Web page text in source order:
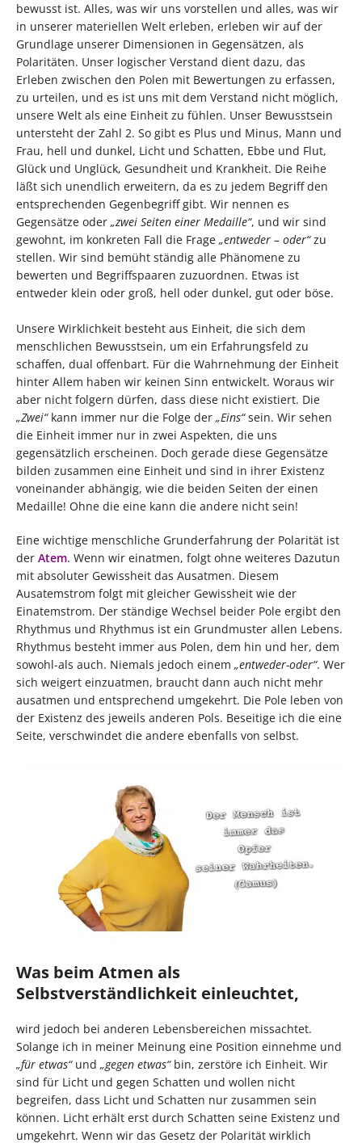
bewusst ist. Alles, was wir uns vorstellen und alles, was wir
in unserer materiellen Welt erleben, erleben wir auf der
Grundlage unserer Dimensionen in Gegensätzen, als
Polaritäten. Unser logischer Verstand dient dazu, das
Erleben zwischen den Polen mit Bewertungen zu erfassen,
zu urteilen, und es ist uns mit dem Verstand nicht möglich,
unsere Welt als eine Einheit zu fühlen. Unser Bewusstsein
untersteht der Zahl 2. So gibt es Plus und Minus, Mann und
Frau, hell und dunkel, Licht und Schatten, Ebbe und Flut,
Glück und Unglück, Gesundheit und Krankheit. Die Reihe
läßt sich unendlich erweitern, da es zu jedem Begriff den
entsprechenden Gegenbegriff gibt. Wir nennen es
Gegensätze oder „zwei Seiten einer Medaille“, und wir sind
gewohnt, im konkreten Fall die Frage „entweder – oder“zu
stellen. Wir sind bemüht ständig alle Phänomene zu
bewerten und Begriffspaaren zuzuordnen. Etwas ist
entweder klein oder groß, hell oder dunkel, gut oder böse.
Unsere Wirklichkeit besteht aus Einheit, die sich dem
menschlichen Bewusstsein, um ein Erfahrungsfeld zu
schaffen, dual offenbart. Für die Wahrnehmung der Einheit
hinter Allem haben wir keinen Sinn entwickelt. Woraus wir
aber nicht folgern dürfen, dass diese nicht existiert. Die
„Zwei“kann immer nur die Folge der „Eins“sein. Wir sehen
die Einheit immer nur in zwei Aspekten, die uns
gegensätzlich erscheinen. Doch gerade diese Gegensätze
bilden zusammen eine Einheit und sind in ihrer Existenz
voneinander abhängig, wie die beiden Seiten der einen
Medaille! Ohne die eine kann die andere nicht sein!
Eine wichtige menschliche Grunderfahrung der Polarität ist
der Atem. Wenn wir einatmen, folgt ohne weiteres Dazutun
mit absoluter Gewissheit das Ausatmen. Diesem
Ausatemstrom folgt mit gleicher Gewissheit wie der
Einatemstrom. Der ständige Wechsel beider Pole ergibt den
Rhythmus und Rhythmus ist ein Grundmuster allen Lebens.
Rhythmus besteht immer aus Polen, dem hin und her, dem
sowohl-als auch. Niemals jedoch einem „entweder-oder“. Wer
sich weigert einzuatmen, braucht dann auch nicht mehr
ausatmen und entsprechend umgekehrt. Die Pole leben von
der Existenz des jeweils anderen Pols. Beseitige ich die eine
Seite, verschwindet die andere ebenfalls von selbst.
Was beim Atmen als
Selbstverständlichkeit einleuchtet,
wird jedoch bei anderen Lebensbereichen missachtet.
Solange ich in meiner Meinung eine Position einnehme und
„für etwas“und „gegen etwas“bin, zerstöre ich Einheit. Wir
sind für Licht und gegen Schatten und wollen nicht
begreifen, dass Licht und Schatten nur zusammen sein
können. Licht erhält erst durch Schatten seine Existenz und
umgekehrt. Wenn wir das Gesetz der Polarität wirklich